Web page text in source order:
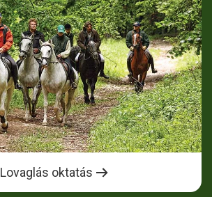
Lovaglás oktatás